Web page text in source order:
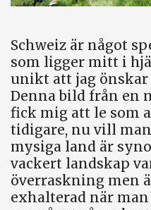
Schweiz är något
som ligger mitt i
unikt att jag önskar
Denna bild från en
fick mig att le som
tidigare, nu vill
mysiga land är
vackert landskap
överraskning men
exhalterad när